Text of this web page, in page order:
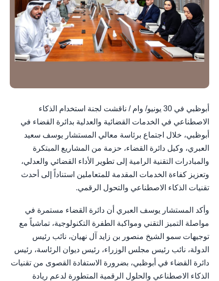
أبوظبي في 30 يونيو/ وام / ناقشت لجنة استخدام الذكاء
الاصطناعي في الخدمات القضائية والعدلية بدائرة القضاء في
أبوظبي، خلال اجتماع برئاسة معالي المستشار يوسف سعيد
العبري، وكيل دائرة القضاء، حزمة من المشاريع المبتكرة
والمبادرات التقنية الرامية إلى تطوير الأداء القضائي والعدلي،
وتعزيز كفاءة الخدمات المقدمة للمتعاملين استناداً إلى أحدث
تقنيات الذكاء الاصطناعي والتحول الرقمي.
​وأكد المستشار يوسف العبري أن دائرة القضاء مستمرة في
مواصلة التميز التقني ومواكبة الطفرة التكنولوجية، تماشياً مع
توجيهات سمو الشيخ منصور بن زايد آل نهيان، نائب رئيس
الدولة، نائب رئيس مجلس الوزراء، رئيس ديوان الرئاسة، رئيس
دائرة القضاء في أبوظبي، بضرورة الاستفادة القصوى من تقنيات
الذكاء الاصطناعي والحلول الرقمية المتطورة لدعم ريادة